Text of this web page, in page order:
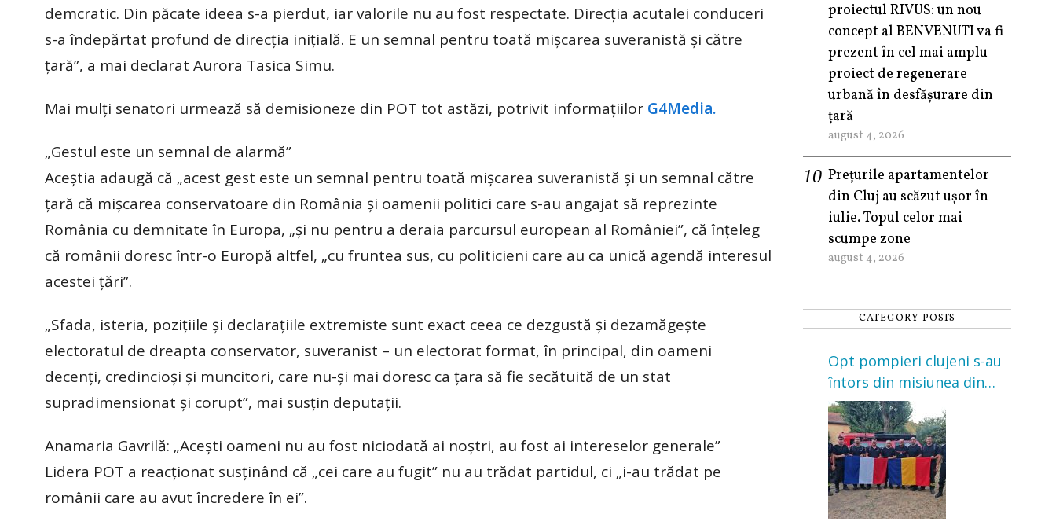
demcratic. Din păcate ideea s-a pierdut, iar valorile nu au fost respectate. Direcția acutalei conduceri
s-a îndepărtat profund de direcția inițială. E un semnal pentru toată mișcarea suveranistă și către
țară”, a mai declarat Aurora Tasica Simu.
Mai mulți senatori urmează să demisioneze din POT tot astăzi, potrivit informațiilor G4Media.
„Gestul este un semnal de alarmă”
Aceștia adaugă că „acest gest este un semnal pentru toată mişcarea suveranistă şi un semnal către
ţară că mişcarea conservatoare din România şi oamenii politici care s-au angajat să reprezinte
România cu demnitate în Europa, „şi nu pentru a deraia parcursul european al României”, că înţeleg
că românii doresc într-o Europă altfel, „cu fruntea sus, cu politicieni care au ca unică agendă interesul
acestei ţări”.
„Sfada, isteria, pozițiile și declarațiile extremiste sunt exact ceea ce dezgustă și dezamăgește
electoratul de dreapta conservator, suveranist – un electorat format, în principal, din oameni
decenți, credincioși și muncitori, care nu-și mai doresc ca țara să fie secătuită de un stat
supradimensionat și corupt”, mai susțin deputații.
Anamaria Gavrilă: „Acești oameni nu au fost niciodată ai noștri, au fost ai intereselor generale”
Lidera POT a reacționat susținând că „cei care au fugit” nu au trădat partidul, ci „i-au trădat pe
românii care au avut încredere în ei”.
proiectul RIVUS: un nou
concept al BENVENUTI va fi
prezent în cel mai amplu
proiect de regenerare
urbană în desfășurare din
țară
august 4, 2026
Prețurile apartamentelor
din Cluj au scăzut ușor în
iulie. Topul celor mai
scumpe zone
august 4, 2026
CATEGORY POSTS
Opt pompieri clujeni s-au
întors din misiunea din
Franța. Au intervenit la
incendii de vegetație și
pădure